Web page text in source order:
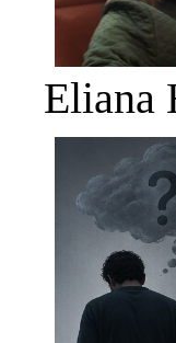
Eliana